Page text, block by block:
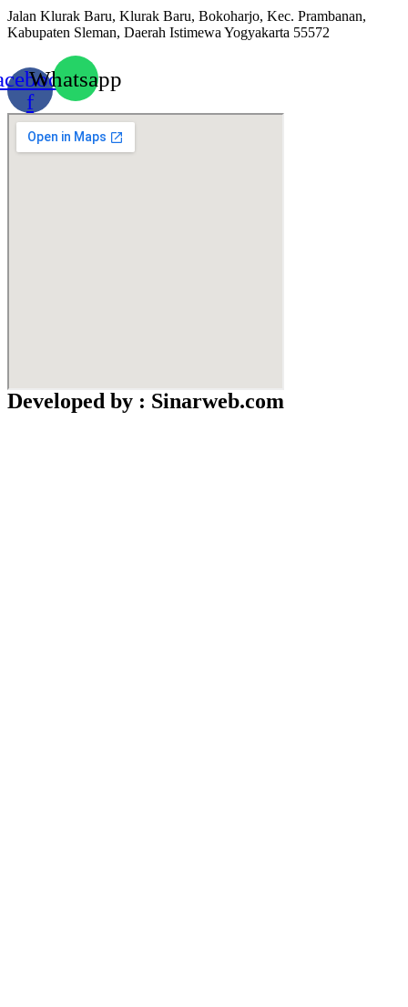
Jalan Klurak Baru, Klurak Baru, Bokoharjo, Kec. Prambanan,
Kabupaten Sleman, Daerah Istimewa Yogyakarta 55572
f
Whatsapp
Developed by : Sinarweb.com